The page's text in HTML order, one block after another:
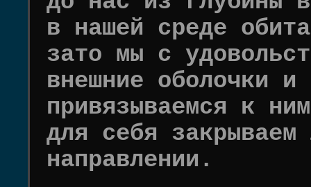
в нашей среде
зато мы с
внешние оболочки
привязываемся к
для себя
направлении.